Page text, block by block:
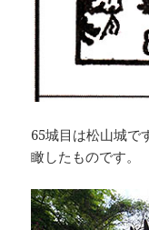
65城目は松山城で
瞰したものです。